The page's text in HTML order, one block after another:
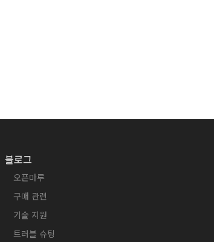
블로그
오픈마루
구매 관련
기술 지원
트러블 슈팅